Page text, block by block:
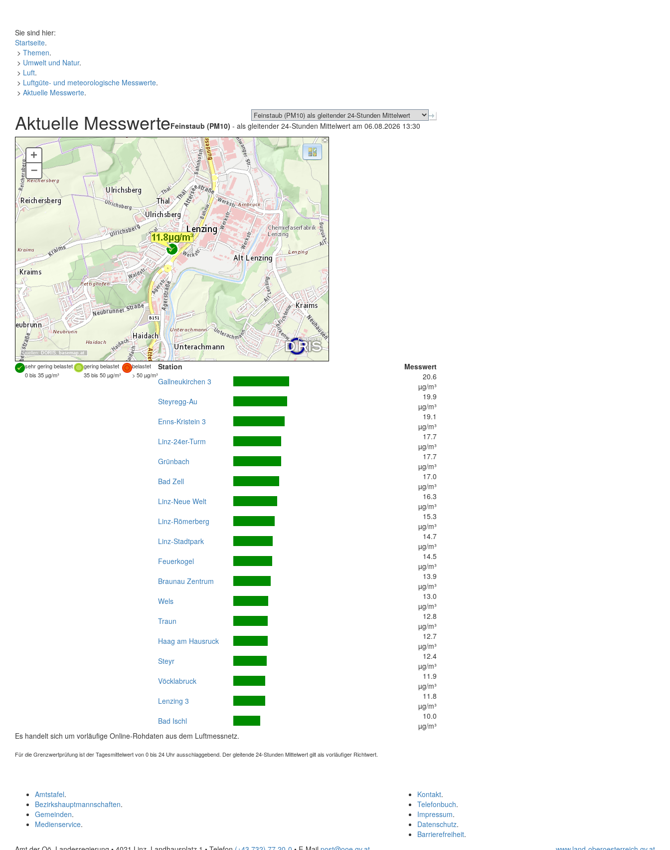
Sie sind hier:
Startseite.
> Themen.
> Umwelt und Natur.
> Luft.
> Luftgüte- und meteorologische Messwerte.
> Aktuelle Messwerte.
Aktuelle MesswerteFeinstaub (PM10) - als gleitender 24-Stunden Mittelwert am 06.08.2026 13:30
Quellen: DORIS, basemap.at
+
–
sehr gering belastet gering belastet
belastet
0 bis 35 µg/m³
35 bis 50 µg/m³ > 50 µg/m³
Station
Messwert
Gallneukirchen 3
20.6
µg/m³
Steyregg-Au
19.9
µg/m³
Enns-Kristein 3
19.1
µg/m³
Linz-24er-Turm
17.7
µg/m³
Grünbach
17.7
µg/m³
Bad Zell
17.0
µg/m³
Linz-Neue Welt
16.3
µg/m³
Linz-Römerberg
15.3
µg/m³
Linz-Stadtpark
14.7
µg/m³
Feuerkogel
14.5
µg/m³
Braunau Zentrum
13.9
µg/m³
Wels
13.0
µg/m³
Traun
12.8
µg/m³
Haag am Hausruck
12.7
µg/m³
Steyr
12.4
µg/m³
Vöcklabruck
11.9
µg/m³
Lenzing 3
11.8
µg/m³
Bad Ischl
10.0
µg/m³
Es handelt sich um vorläufige Online-Rohdaten aus dem Luftmessnetz.
Für die Grenzwertprüfung ist der Tagesmittelwert von 0 bis 24 Uhr ausschlaggebend. Der gleitende 24-Stunden Mittelwert gilt als vorläufiger Richtwert.
Kontakt.
Telefonbuch.
Impressum.
Datenschutz.
Barrierefreiheit.
Amtstafel.
Bezirkshauptmannschaften.
Gemeinden.
Medienservice.